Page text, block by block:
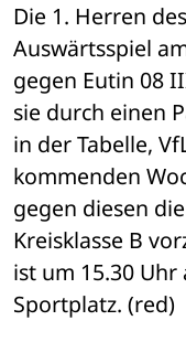
Die 1. Herren
Auswärtsspiel
gegen Eutin 08
sie durch einen
in der Tabelle,
kommenden
gegen diesen
Kreisklasse B
ist um 15.30
Sportplatz. (red)